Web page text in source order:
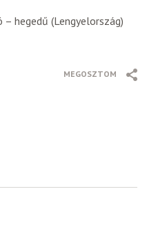
– hegedű (Lengyelország)
MEGOSZTOM